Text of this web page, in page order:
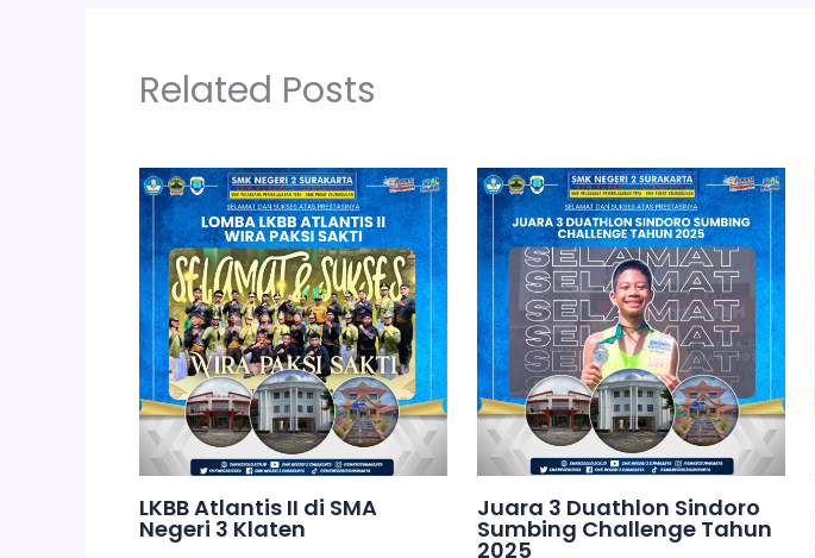
Related Posts
LKBB Atlantis II di SMA
Negeri 3 Klaten
Juara 3 Duathlon Sindoro
Sumbing Challenge Tahun
2025